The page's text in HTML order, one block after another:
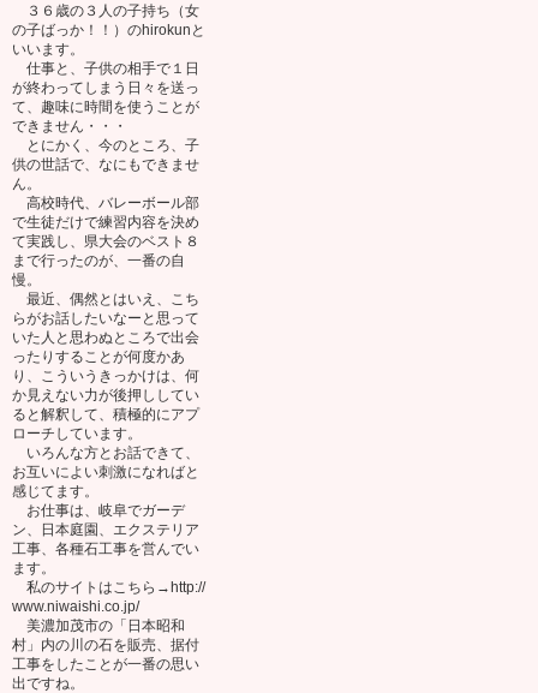
３６歳の３人の子持ち（女
の子ばっか！！）のhirokunと
いいます。
仕事と、子供の相手で１日
が終わってしまう日々を送っ
て、趣味に時間を使うことが
できません・・・
とにかく、今のところ、子
供の世話で、なにもできませ
ん。
高校時代、バレーボール部
で生徒だけで練習内容を決め
て実践し、県大会のベスト８
まで行ったのが、一番の自
慢。
最近、偶然とはいえ、こち
らがお話したいなーと思って
いた人と思わぬところで出会
ったりすることが何度かあ
り、こういうきっかけは、何
か見えない力が後押ししてい
ると解釈して、積極的にアプ
ローチしています。
いろんな方とお話できて、
お互いによい刺激になればと
感じてます。
お仕事は、岐阜でガーデ
ン、日本庭園、エクステリア
工事、各種石工事を営んでい
ます。
私のサイトはこちら→http://
www.niwaishi.co.jp/
美濃加茂市の「日本昭和
村」内の川の石を販売、据付
工事をしたことが一番の思い
出ですね。